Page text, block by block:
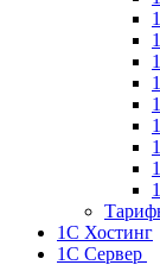
1С Хостинг
1С Сервер